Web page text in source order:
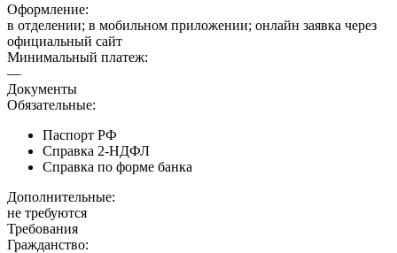
Оформление:
в отделении; в мобильном приложении; онлайн заявка через
официальный сайт
Минимальный платеж:
—
Документы
Обязательные:
Паспорт РФ
Справка 2-НДФЛ
Справка по форме банка
Дополнительные:
не требуются
Требования
Гражданство: